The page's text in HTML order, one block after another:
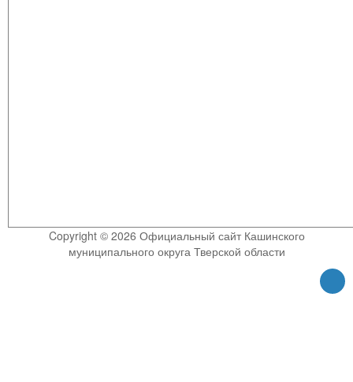
Copyright © 2026 Официальный сайт Кашинского
муниципального округа Тверской области